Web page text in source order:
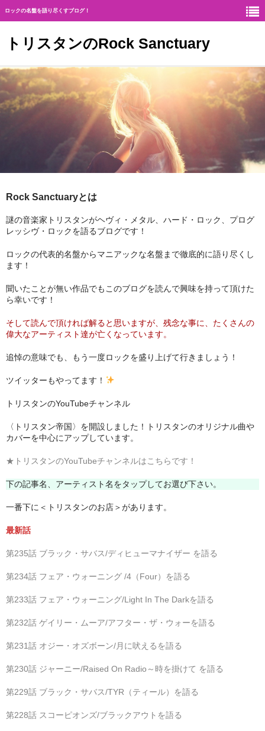
ロックの名盤を語り尽くすブログ！
トリスタンのRock Sanctuary
Rock Sanctuaryとは
神
ヘヴィ・メタル
ジャーマン・メタル
アメリカン・メタル
ブリティッシュ・ロック
イタリアン・ロック
日本のプログレ
ジャパニーズ
メンバー
ヴォーカリスト
Rock Sanctuaryとは
謎の音楽家トリスタンがヘヴィ・メタル、ハード・ロック、プログ
レッシヴ・ロックを語るブログです！
ロックの代表的名盤からマニアックな名盤まで徹底的に語り尽くし
ます！
聞いたことが無い作品でもこのブログを読んで興味を持って頂けた
ら幸いです！
そして読んで頂ければ解ると思いますが、残念な事に、たくさんの
偉大なアーティスト達が亡くなっています。
追悼の意味でも、もう一度ロックを盛り上げて行きましょう！
ツイッターもやってます！
トリスタンのYouTubeチャンネル
〈トリスタン帝国〉を開設しました！トリスタンのオリジナル曲や
カバーを中心にアップしています。
★トリスタンのYouTubeチャンネルはこちらです！
下の記事名、アーティスト名をタップしてお選び下さい。
一番下に＜トリスタンのお店＞があります。
最新話
第235話 ブラック・サバス/ディヒューマナイザー を語る
第234話 フェア・ウォーニング /4（Four）を語る
第233話 フェア・ウォーニング/Light In The Darkを語る
第232話 ゲイリー・ムーア/アフター・ザ・ウォーを語る
第231話 オジー・オズボーン/月に吠えるを語る
第230話 ジャーニー/Raised On Radio～時を掛けて を語る
第229話 ブラック・サバス/TYR（ティール）を語る
第228話 スコーピオンズ/ブラックアウトを語る